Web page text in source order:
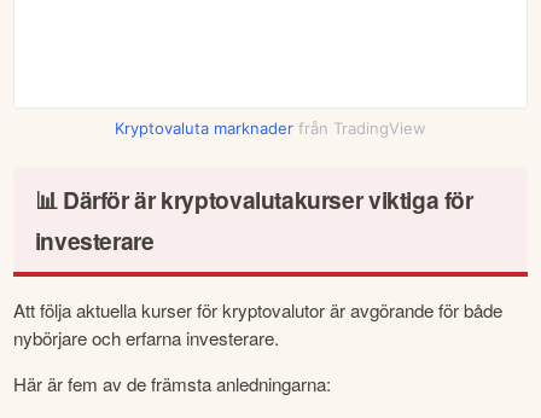
Kryptovaluta marknader från TradingView
📊 Därför är kryptovalutakurser viktiga för
investerare
Att följa aktuella kurser för kryptovalutor är avgörande för både
nybörjare och erfarna investerare.
Här är fem av de främsta anledningarna: